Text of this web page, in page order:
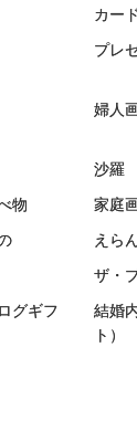
カー
プレ
婦人
沙羅
物
家庭
えら
ザ・
グギフ
結婚
ト）